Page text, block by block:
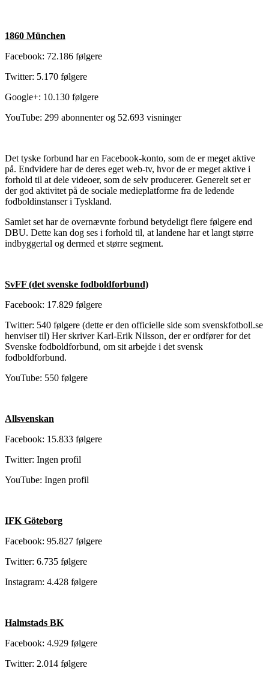
1860 München
Facebook: 72.186 følgere
Twitter: 5.170 følgere
Google+: 10.130 følgere
YouTube: 299 abonnenter og 52.693 visninger
Det tyske forbund har en Facebook-konto, som de er meget aktive
på. Endvidere har de deres eget web-tv, hvor de er meget aktive i
forhold til at dele videoer, som de selv producerer. Generelt set er
der god aktivitet på de sociale medieplatforme fra de ledende
fodboldinstanser i Tyskland.
Samlet set har de overnævnte forbund betydeligt flere følgere end
DBU. Dette kan dog ses i forhold til, at landene har et langt større
indbyggertal og dermed et større segment.
SvFF (det svenske fodboldforbund)
Facebook: 17.829 følgere
Twitter: 540 følgere (dette er den officielle side som svenskfotboll.se
henviser til) Her skriver Karl-Erik Nilsson, der er ordfører for det
Svenske fodboldforbund, om sit arbejde i det svensk
fodboldforbund.
YouTube: 550 følgere
Allsvenskan
Facebook: 15.833 følgere
Twitter: Ingen profil
YouTube: Ingen profil
IFK Göteborg
Facebook: 95.827 følgere
Twitter: 6.735 følgere
Instagram: 4.428 følgere
Halmstads BK
Facebook: 4.929 følgere
Twitter: 2.014 følgere